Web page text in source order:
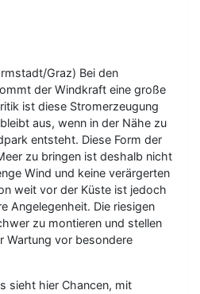
Graz) Bei den
der Windkraft eine große
ist diese Stromerzeugung
aus, wenn in der Nähe zu
entsteht. Diese Form der
zu bringen ist deshalb nicht
Wind und keine verärgerten
weit vor der Küste ist jedoch
Angelegenheit. Die riesigen
zu montieren und stellen
Wartung vor besondere
sieht hier Chancen, mit